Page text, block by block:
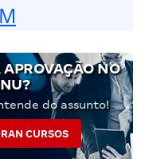
NO
do assunto!
CURSOS